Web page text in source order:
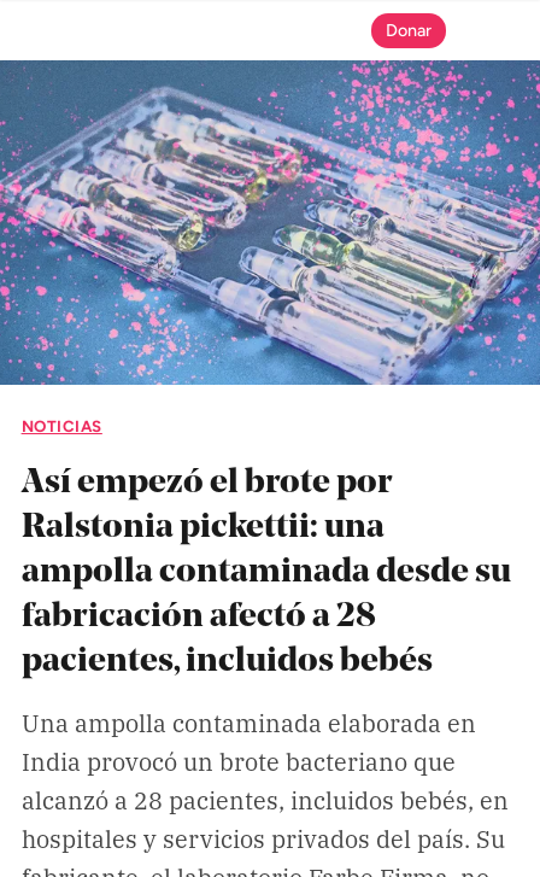
SECCIONES
Inicio
Noticias
Especiales
Nosotros
Comprueba
Climatopedia
Medio ambiente
Salud mental
Género
Sobremesa
FORMATOS
Entrevistas
Donar
NOTICIAS
Así empezó el brote por
Ralstonia pickettii: una
ampolla contaminada desde su
fabricación afectó a 28
pacientes, incluidos bebés
Una ampolla contaminada elaborada en
India provocó un brote bacteriano que
alcanzó a 28 pacientes, incluidos bebés, en
hospitales y servicios privados del país. Su